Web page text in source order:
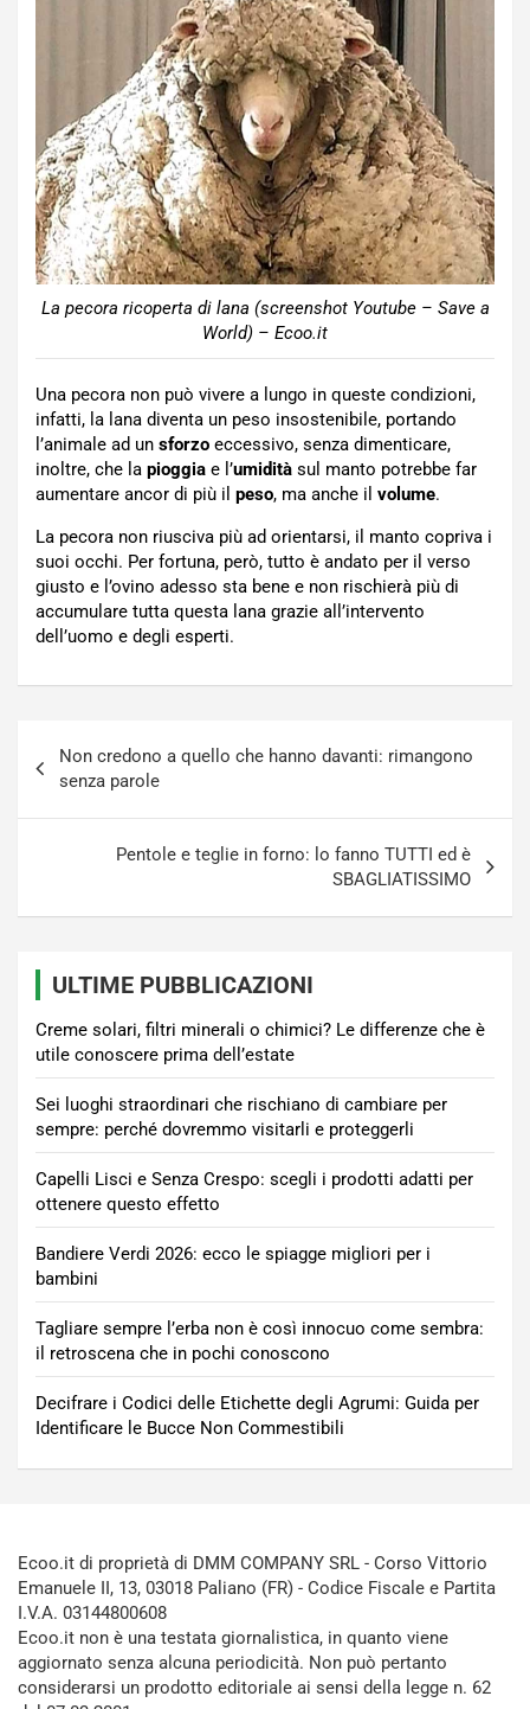
La pecora ricoperta di lana (screenshot Youtube – Save a
World) – Ecoo.it
Una pecora non può vivere a lungo in queste condizioni,
infatti, la lana diventa un peso insostenibile, portando
l’animale ad un sforzo eccessivo, senza dimenticare,
inoltre, che la pioggia e l’umidità sul manto potrebbe far
aumentare ancor di più il peso, ma anche il volume.
La pecora non riusciva più ad orientarsi, il manto copriva i
suoi occhi. Per fortuna, però, tutto è andato per il verso
giusto e l’ovino adesso sta bene e non rischierà più di
accumulare tutta questa lana grazie all’intervento
dell’uomo e degli esperti.
articoli
Non credono a quello che hanno davanti: rimangono
senza parole
Pentole e teglie in forno: lo fanno TUTTI ed è
SBAGLIATISSIMO
ULTIME PUBBLICAZIONI
Creme solari, filtri minerali o chimici? Le differenze che è
utile conoscere prima dell’estate
Sei luoghi straordinari che rischiano di cambiare per
sempre: perché dovremmo visitarli e proteggerli
Capelli Lisci e Senza Crespo: scegli i prodotti adatti per
ottenere questo effetto
Bandiere Verdi 2026: ecco le spiagge migliori per i
bambini
Tagliare sempre l’erba non è così innocuo come sembra:
il retroscena che in pochi conoscono
Decifrare i Codici delle Etichette degli Agrumi: Guida per
Identificare le Bucce Non Commestibili
Ecoo.it di proprietà di DMM COMPANY SRL - Corso Vittorio
Emanuele II, 13, 03018 Paliano (FR) - Codice Fiscale e Partita
I.V.A. 03144800608
Ecoo.it non è una testata giornalistica, in quanto viene
aggiornato senza alcuna periodicità. Non può pertanto
considerarsi un prodotto editoriale ai sensi della legge n. 62